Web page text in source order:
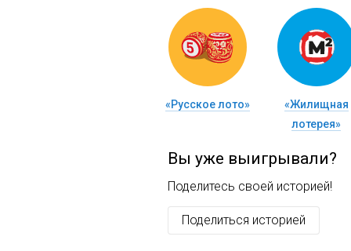
«Русское лото»
«Жилищная
лотерея»
Вы уже выигрывали?
Поделитесь своей историей!
Поделиться историей